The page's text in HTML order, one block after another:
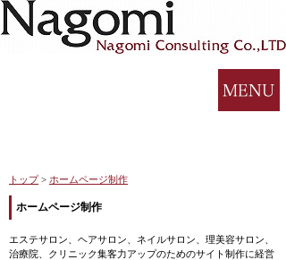
トップ > ホームページ制作
ホームページ制作
エステサロン、ヘアサロン、ネイルサロン、理美容サロン、
治療院、クリニック集客力アップのためのサイト制作に経営